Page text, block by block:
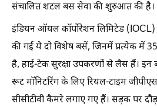
संचालित शटल बस सेवा की शुरुआत की है।
इंडियन ऑयल कॉर्पोरेशन लिमिटेड (IOCL)
की गई ये दो विशेष बसें, जिनमें प्रत्येक में 35
है, हाई-टेक सुरक्षा उपकरणों से लैस हैं।
रूट मॉनिटरिंग के लिए रियल-टाइम
सीसीटीवी कैमरे लगाए गए हैं। सड़क पर